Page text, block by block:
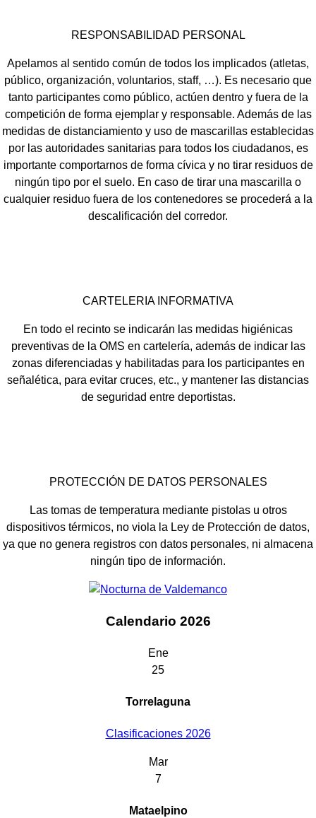
RESPONSABILIDAD PERSONAL
Apelamos al sentido común de todos los implicados (atletas,
público, organización, voluntarios, staff, …). Es necesario que
tanto participantes como público, actúen dentro y fuera de la
competición de forma ejemplar y responsable. Además de las
medidas de distanciamiento y uso de mascarillas establecidas
por las autoridades sanitarias para todos los ciudadanos, es
importante comportarnos de forma cívica y no tirar residuos de
ningún tipo por el suelo. En caso de tirar una mascarilla o
cualquier residuo fuera de los contenedores se procederá a la
descalificación del corredor.
CARTELERIA INFORMATIVA
En todo el recinto se indicarán las medidas higiénicas
preventivas de la OMS en cartelería, además de indicar las
zonas diferenciadas y habilitadas para los participantes en
señalética, para evitar cruces, etc., y mantener las distancias
de seguridad entre deportistas.
PROTECCIÓN DE DATOS PERSONALES
Las tomas de temperatura mediante pistolas u otros
dispositivos térmicos, no viola la Ley de Protección de datos,
ya que no genera registros con datos personales, ni almacena
ningún tipo de información.
Calendario 2026
Ene
25
Torrelaguna
Clasificaciones 2026
Mar
7
Mataelpino